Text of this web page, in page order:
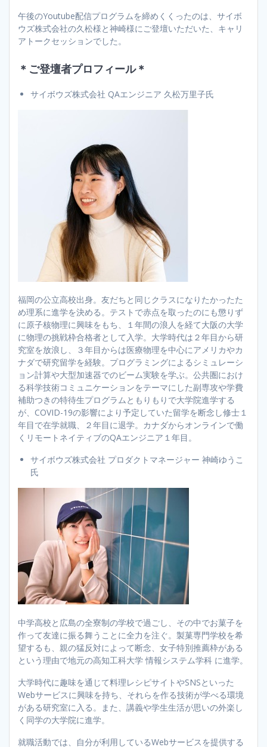
午後のYoutube配信プログラムを締めくくったのは、サイボ
ウズ株式会社の久松様と神崎様にご登壇いただいた、キャリ
アトークセッションでした。
＊ご登壇者プロフィール＊
サイボウズ株式会社 QAエンジニア 久松万里子氏
福岡の公立高校出身。友だちと同じクラスになりたかったた
め理系に進学を決める。テストで赤点を取ったのにも懲りず
に原子核物理に興味をもち、１年間の浪人を経て大阪の大学
に物理の挑戦枠合格者として入学。大学時代は２年目から研
究室を放浪し、３年目からは医療物理を中心にアメリカやカ
ナダで研究留学を経験。プログラミングによるシミュレーシ
ョン計算や大型加速器でのビーム実験を学ぶ。公共圏におけ
る科学技術コミュニケーションをテーマにした副専攻や学費
補助つきの特待生プログラムともりもりで大学院進学する
が、COVID-19の影響により予定していた留学を断念し修士１
年目で在学就職、２年目に退学。カナダからオンラインで働
くリモートネイティブのQAエンジニア１年目。
サイボウズ株式会社 プロダクトマネージャー 神崎ゆうこ
氏
中学高校と広島の全寮制の学校で過ごし、その中でお菓子を
作って友達に振る舞うことに全力を注ぐ。製菓専門学校を希
望するも、親の猛反対によって断念、女子特別推薦枠がある
という理由で地元の高知工科大学 情報システム学科 に進学。
大学時代に趣味を通じて料理レシピサイトやSNSといった
Webサービスに興味を持ち、それらを作る技術が学べる環境
がある研究室に入る。また、講義や学生生活が思いの外楽し
く同学の大学院に進学。
就職活動では、自分が利用しているWebサービスを提供する